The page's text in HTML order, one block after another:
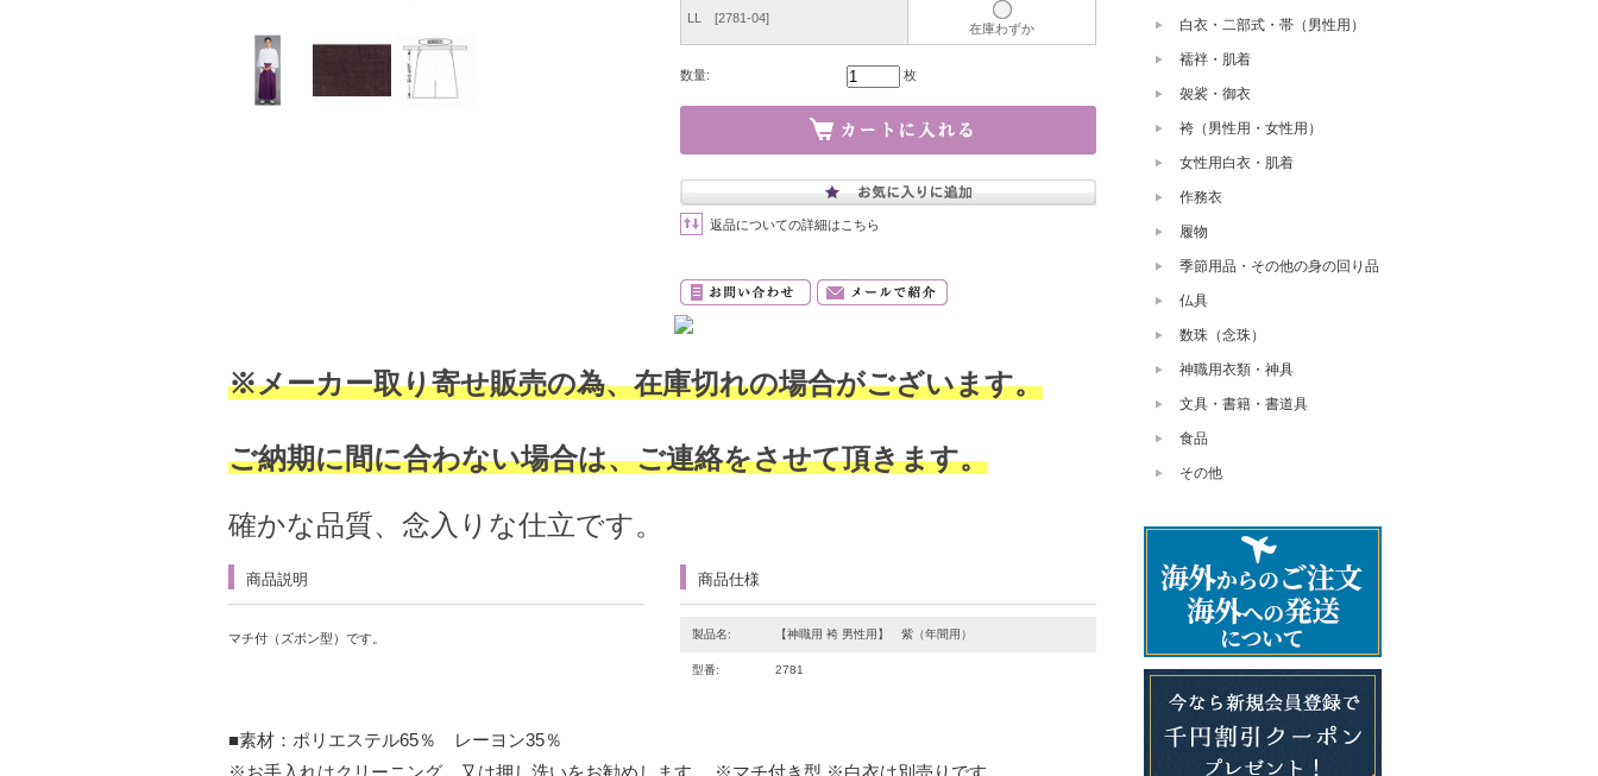
LL [2781-04]
在庫わずか
数量: 枚
返品についての詳細はこちら
※メーカー取り寄せ販売の為、在庫切れの場合がございます。
ご納期に間に合わない場合は、ご連絡をさせて頂きます。
確かな品質、念入りな仕立です。
商品説明
マチ付（ズボン型）です。
商品仕様
製品名: 【神職用 袴 男性用】 紫（年間用）
型番: 2781
■素材：ポリエステル65％ レーヨン35％
※お手入れはクリーニング、又は押し洗いをお勧めします。 ※マチ付き型 ※白衣は別売りです。
白衣・二部式・帯（男性用）
襦袢・肌着
袈裟・御衣
袴（男性用・女性用）
女性用白衣・肌着
作務衣
履物
季節用品・その他の身の回り品
仏具
数珠（念珠）
神職用衣類・神具
文具・書籍・書道具
食品
その他